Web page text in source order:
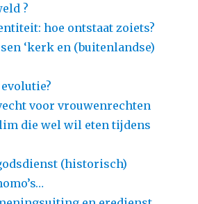
?
hoe ontstaat zoiets?
‘kerk en (buitenlandse)
voor vrouwenrechten
die wel wil eten tijdens
(historisch)